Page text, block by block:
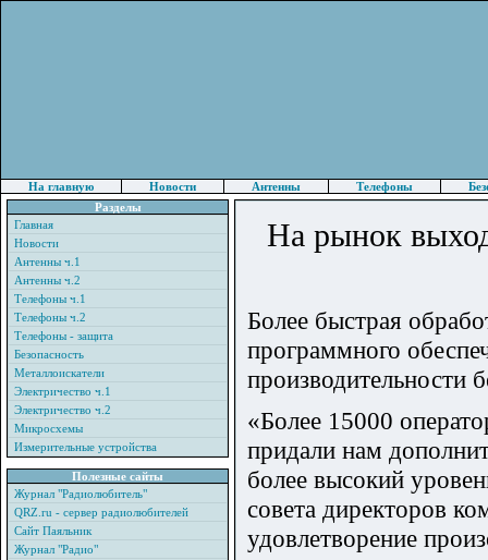
На главную Новости Антенны Телефоны
Разделы
Главная
Новости
Антенны ч.1
Антенны ч.2
Телефоны ч.1
Телефоны ч.2
Телефоны - защита
Безопасность
Металлоискатели
Электричество ч.1
Электричество ч.2
Микросхемы
Измерительные устройства
Полезные сайты
Журнал "Радиолюбитель"
QRZ.ru - сервер радиолюбителей
Сайт Паяльник
Журнал "Радио"
На рынок
Более быстрая
программного
производительности
«Более 15000
придали нам
более высокий
совета директоров
удовлетворение